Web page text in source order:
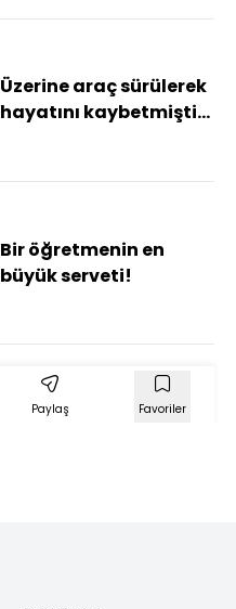
Üzerine araç sürülerek
hayatını kaybetmişti,
Bir öğretmenin en
büyük serveti!
Paylaş Favoriler